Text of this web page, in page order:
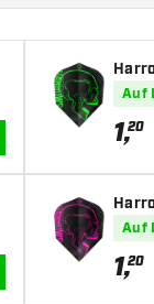
IN DEN WARENKORB
IN DEN WARENKORB
Auf
1,20
Auf
1,20